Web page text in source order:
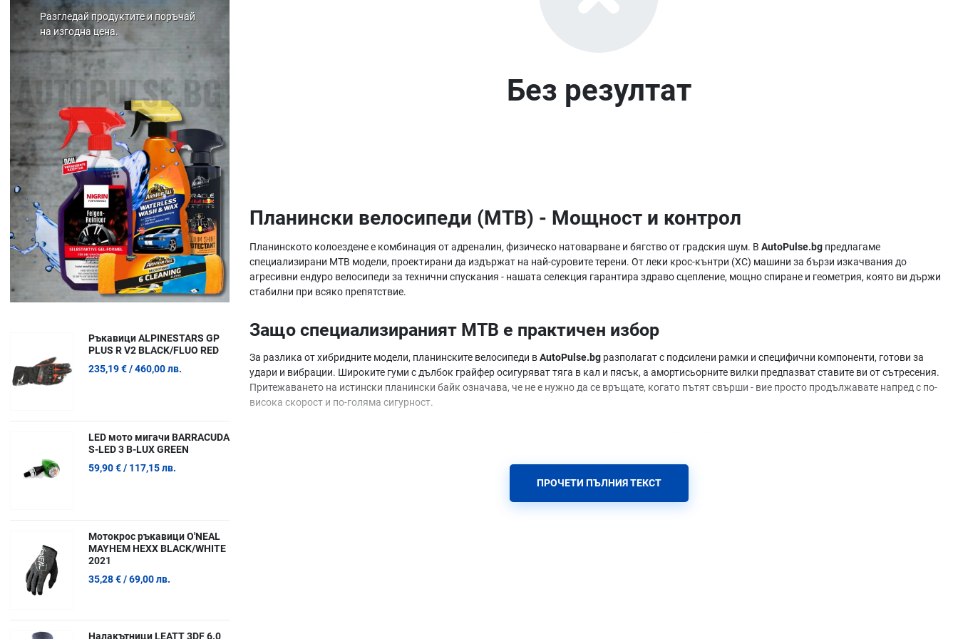
Разгледай продуктите и поръчай
на изгодна цена.
Ръкавици ALPINESTARS GP
PLUS R V2 BLACK/FLUO RED
235,19 € / 460,00 лв.
LED мото мигачи BARRACUDA
S-LED 3 B-LUX GREEN
59,90 € / 117,15 лв.
Мотокрос ръкавици O'NEAL
MAYHEM HEXX BLACK/WHITE
2021
35,28 € / 69,00 лв.
Налакътници LEATT 3DF 6.0
Без резултат
Планински велосипеди (MTB) - Мощност и контрол
Планинското колоездене е комбинация от адреналин, физическо натоварване и бягство от градския шум. В AutoPulse.bg предлагаме
специализирани MTB модели, проектирани да издържат на най-суровите терени. От леки крос-кънтри (XC) машини за бързи изкачвания до
агресивни ендуро велосипеди за технични спускания - нашата селекция гарантира здраво сцепление, мощно спиране и геометрия, която ви държи
стабилни при всяко препятствие.
Защо специализираният MTB е практичен избор
За разлика от хибридните модели, планинските велосипеди вAutoPulse.bg разполагат с подсилени рамки и специфични компоненти, готови за
удари и вибрации. Широките гуми с дълбок грайфер осигуряват тяга в кал и пясък, а амортисьорните вилки предпазват ставите ви от сътресения.
Притежаването на истински планински байк означава, че не е нужно да се връщате, когато пътят свърши - вие просто продължавате напред с по-
висока скорост и по-голяма сигурност.
Ето техническите предимства, които правят карането по-ефективно:
- по-дълго междуосие и "по-слаб" ъгъл на челото за стабилност при висока скорост и стръмни наклони.
ПРОЧЕТИ ПЪЛНИЯ ТЕКСТ